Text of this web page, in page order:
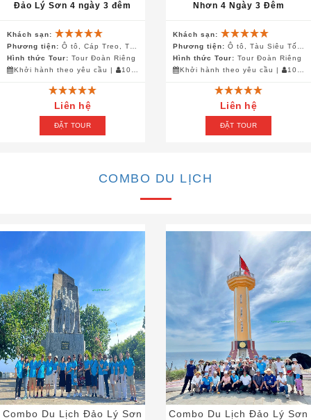
Đảo Lý Sơn 4 ngày 3 đêm
Khách sạn:
Phương tiện: Ô tô, Cáp Treo, Tàu Siêu Tốc, Canô, Xe Điện
Hình thức Tour: Tour Đoàn Riêng
Khởi hành theo yêu cầu
| 10 khách
Liên hệ
ĐẶT TOUR
Nhơn 4 Ngày 3 Đêm
Khách sạn:
Phương tiện: Ô tô, Tàu Siêu Tốc, Canô, Xe Điện
Hình thức Tour: Tour Đoàn Riêng
Khởi hành theo yêu cầu
| 10 khách
Liên hệ
ĐẶT TOUR
COMBO DU LỊCH
Combo Du Lịch Đảo Lý Sơn Combo Du Lịch Đảo Lý Sơn